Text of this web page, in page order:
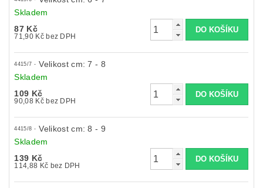
Skladem
87 Kč
71,90 Kč bez DPH
4415/7 - Velikost cm: 7 - 8
Skladem
109 Kč
90,08 Kč bez DPH
4415/8 - Velikost cm: 8 - 9
Skladem
139 Kč
114,88 Kč bez DPH